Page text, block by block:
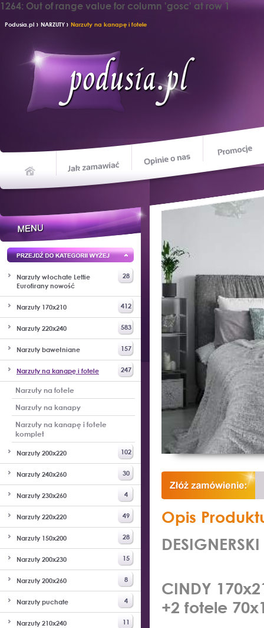
1264: Out of range value for column 'gosc' at row 1
Podusia.pl › NARZUTY › Narzuty na kanapę i fotele
Jak zamawiać
Opinie o nas
Narzuty włochate Lettie
Eurofirany nowość
28
Narzuty 170x210 412
Narzuty 220x240 583
Narzuty bawełniane 157
Narzuty na kanapę i fotele 247
Narzuty na fotele
Narzuty na kanapy
Narzuty na kanapę i fotele
komplet
Narzuty 200x220 102
Narzuty 240x260 30
Narzuty 230x260 4
Narzuty 220x220 49
Narzuty 150x200 28
Narzuty 200x230 15
Narzuty 200x260 8
Narzuty puchate 4
Narzuty 210x240 11
Opis
CINDY
+2 fotele